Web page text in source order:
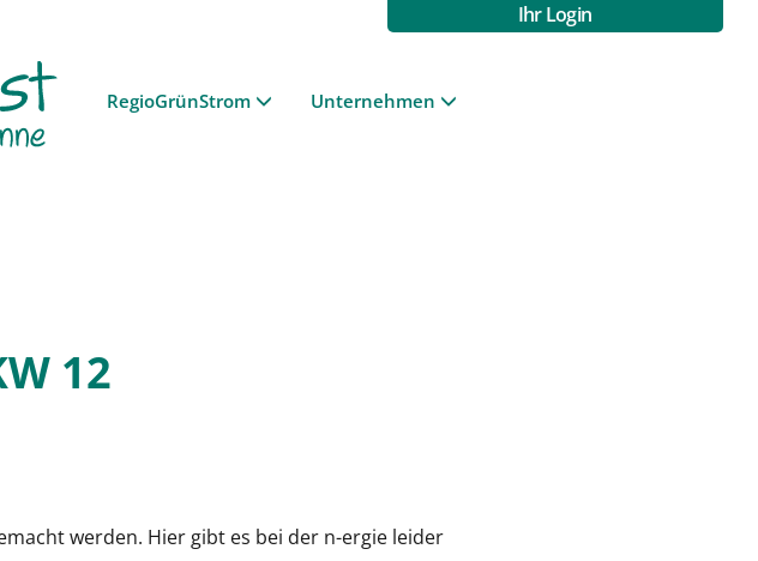
Ihr Login
RegioGrünStrom Unternehmen
12
werden. Hier gibt es bei der n-ergie leider